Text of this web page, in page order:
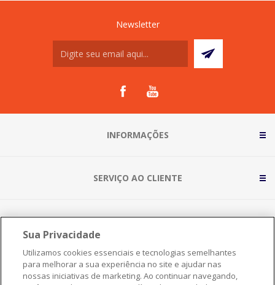
Newsletter
INFORMAÇÕES
SERVIÇO AO CLIENTE
Sua Privacidade
Utilizamos cookies essenciais e tecnologias semelhantes
para melhorar a sua experiência no site e ajudar nas
nossas iniciativas de marketing. Ao continuar navegando,